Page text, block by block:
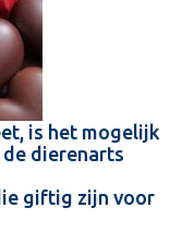
is het mogelijk
dierenarts
giftig zijn voor